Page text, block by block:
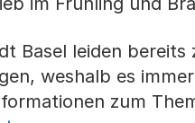
Basel leiden bereits
weshalb es
zum